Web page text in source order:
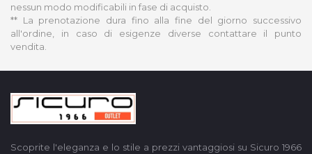
nessun modo modificabili in fase di acquisto.
** La prenotazione dura fino alla fine del giorno successivo
all'ordine, in caso di esigenze diverse contattare il punto
vendita.
Scoprite l'eleganza e lo stile a prezzi vantaggiosi su Sicuro 1966